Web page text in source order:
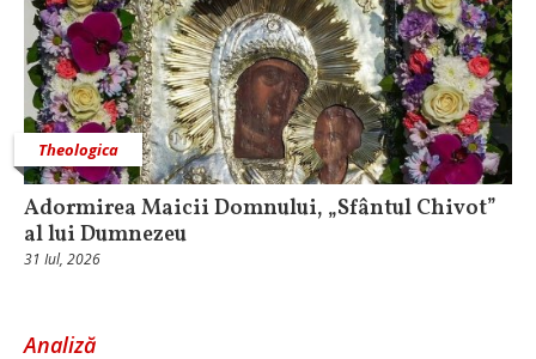
Theologica
Adormirea Maicii Domnului, „Sfântul Chivot”
al lui Dumnezeu
31 Iul, 2026
Analiză